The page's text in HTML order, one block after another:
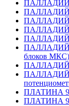
ПАЛЛАДИЙ
ПАЛЛАДИЙ
ПАЛЛАДИЙ
ПАЛЛАДИЙ
ПАЛЛАДИЙ
ПАЛЛАДИЙ
блоков МКС)
ПАЛЛАДИЙ
ПАЛЛАДИЙ
ПЛАТИНА
ПЛАТИНА